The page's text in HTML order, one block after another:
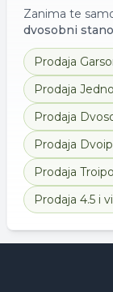
Zanima te
dvosobni
Prodaja
Prodaja
Prodaja
Prodaja
Prodaja
Prodaja 4.5 i